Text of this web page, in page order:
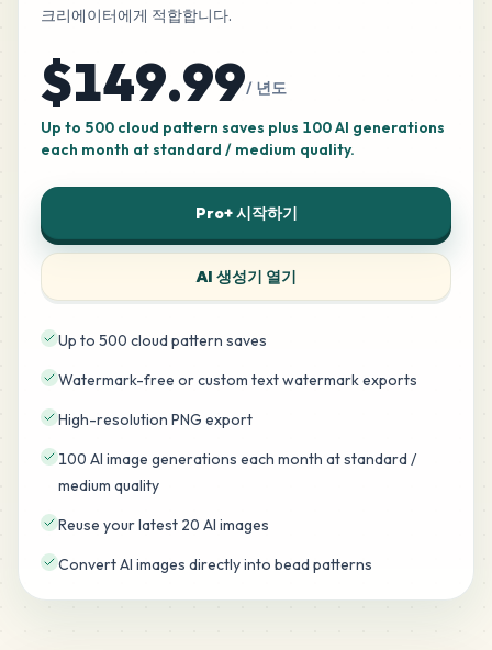
크리에이터에게 적합합니다.
$149.99/ 년도
Up to 500 cloud pattern saves plus 100 AI generations
each month at standard / medium quality.
Pro+ 시작하기
AI 생성기 열기
Up to 500 cloud pattern saves
Watermark-free or custom text watermark exports
High-resolution PNG export
100 AI image generations each month at standard /
medium quality
Reuse your latest 20 AI images
Convert AI images directly into bead patterns